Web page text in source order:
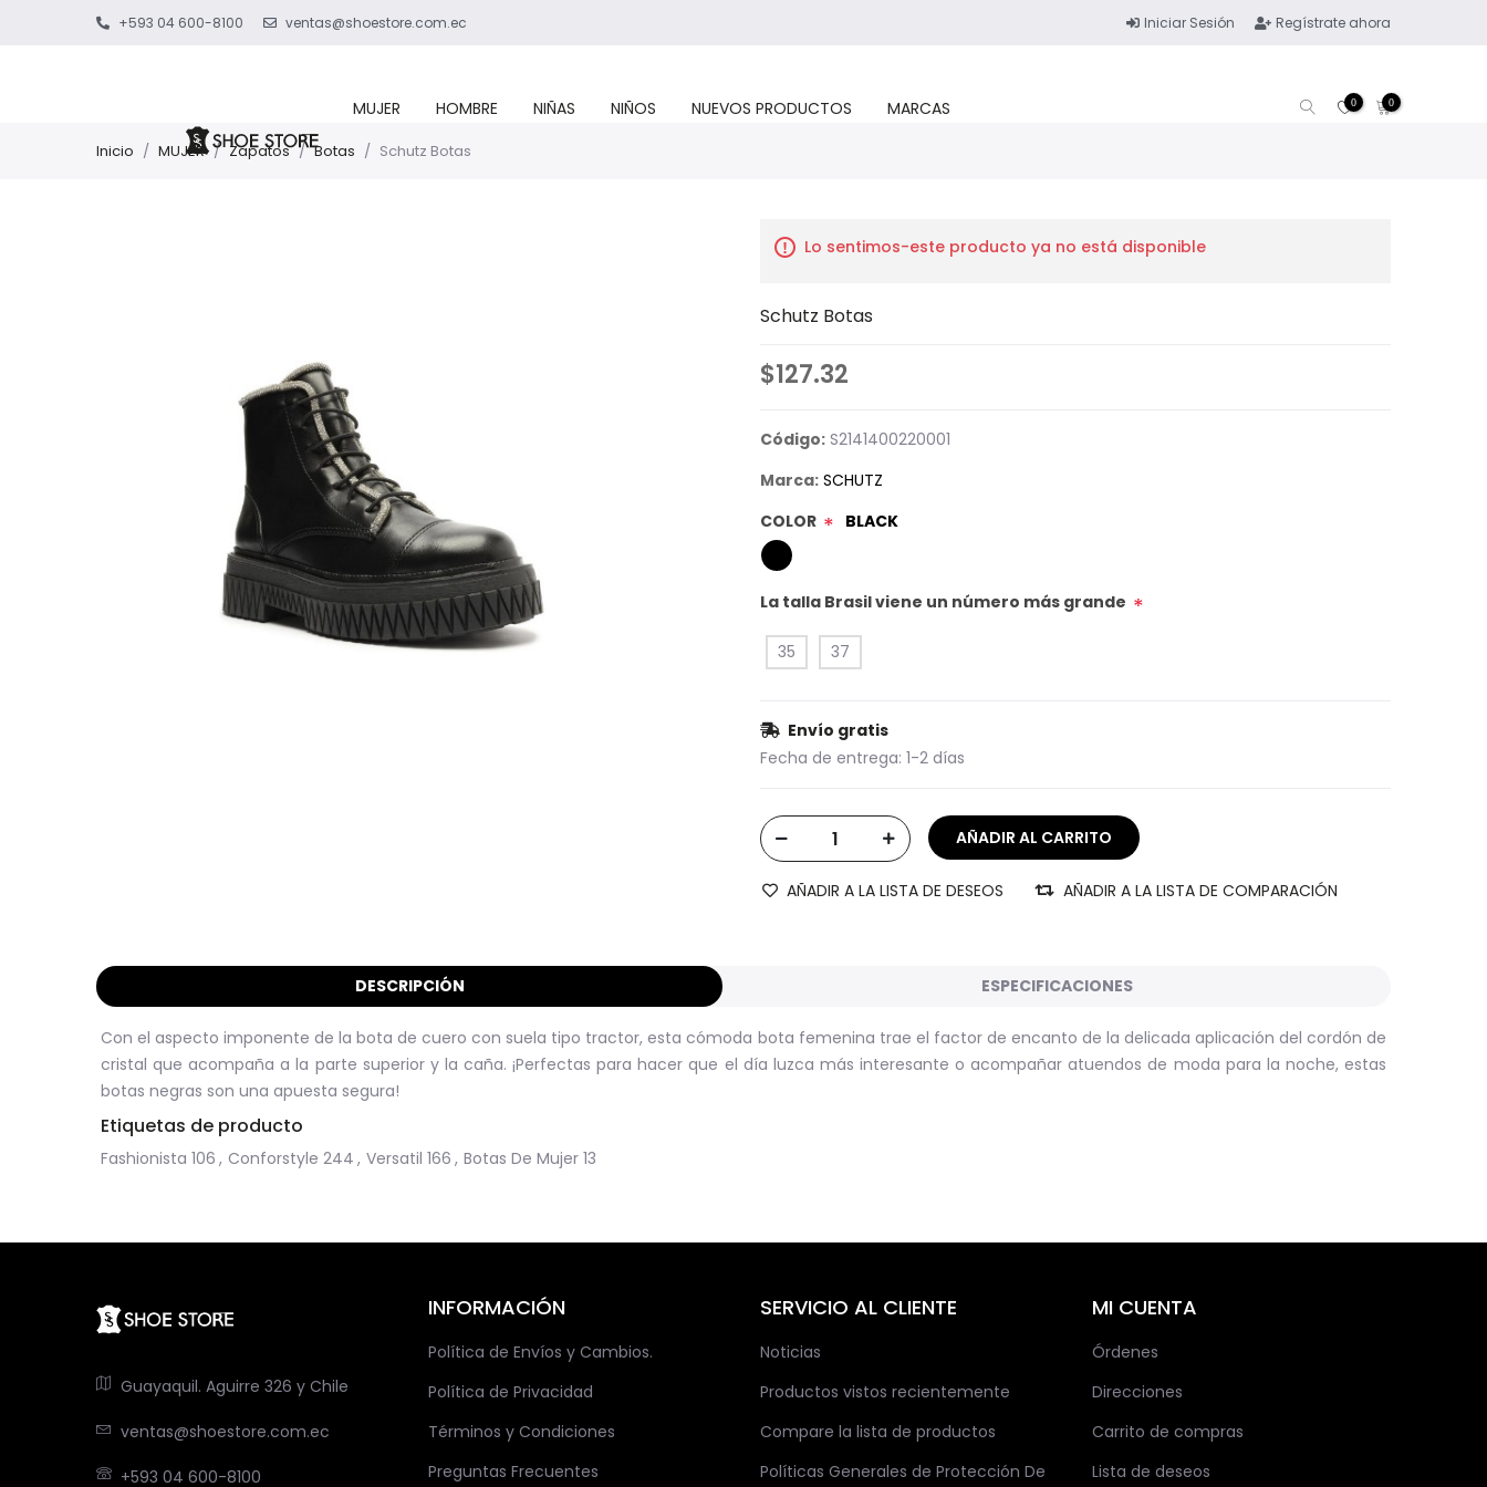
+593 04 600-8100 ventas@shoestore.com.ec Iniciar Sesión Regístrate ahora
MUJER HOMBRE NIÑAS NIÑOS NUEVOS PRODUCTOS MARCAS 0 0
Inicio / MUJER / Zapatos / Botas / Schutz Botas
Lo sentimos-este producto ya no está disponible
Schutz Botas
$127.32
Código: S2141400220001
Marca: SCHUTZ
COLOR * BLACK
La talla Brasil viene un número más grande *
35 37
Envío gratis
Fecha de entrega: 1-2 días
AÑADIR A LA LISTA DE DESEOS AÑADIR A LA LISTA DE COMPARACIÓN
DESCRIPCIÓN ESPECIFICACIONES
Con el aspecto imponente de la bota de cuero con suela tipo tractor, esta cómoda bota femenina trae el factor de encanto de la delicada aplicación del cordón de
cristal que acompaña a la parte superior y la caña. ¡Perfectas para hacer que el día luzca más interesante o acompañar atuendos de moda para la noche, estas
botas negras son una apuesta segura!
Etiquetas de producto
Fashionista 106 , Conforstyle 244 , Versatil 166 , Botas De Mujer 13
Guayaquil. Aguirre 326 y Chile
ventas@shoestore.com.ec
+593 04 600-8100
INFORMACIÓN
Política de Envíos y Cambios.
Política de Privacidad
Términos y Condiciones
Preguntas Frecuentes
SERVICIO AL CLIENTE
Noticias
Productos vistos recientemente
Compare la lista de productos
Políticas Generales de Protección De
MI CUENTA
Órdenes
Direcciones
Carrito de compras
Lista de deseos